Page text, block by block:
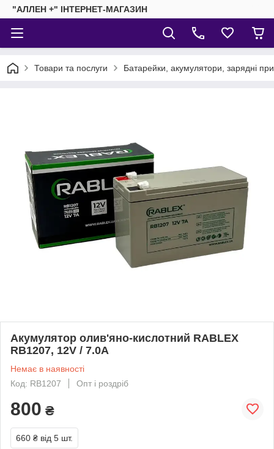
"АЛЛЕН +" ІНТЕРНЕТ-МАГАЗИН
Товари та послуги Батарейки, акумулятори, зарядні
Акумулятор олив'яно-кислотний RABLEX
RB1207, 12V / 7.0A
Немає в наявності
Код: RB1207
Опт і роздріб
800 ₴
660 ₴ від 5 шт.